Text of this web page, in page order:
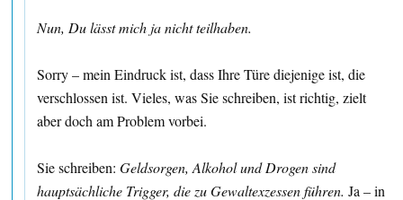
Nun, Du lässt mich ja nicht teilhaben.
Sorry – mein Eindruck ist, dass Ihre Türe diejenige ist, die
verschlossen ist. Vieles, was Sie schreiben, ist richtig, zielt
aber doch am Problem vorbei.
Sie schreiben: Geldsorgen, Alkohol und Drogen sind
hauptsächliche Trigger, die zu Gewaltexzessen führen. Ja – in